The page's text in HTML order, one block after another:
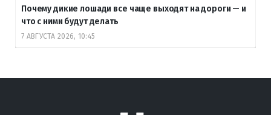
Почему дикие лошади все чаще выходят на дороги — и
что с ними будут делать
7 АВГУСТА 2026, 10:45